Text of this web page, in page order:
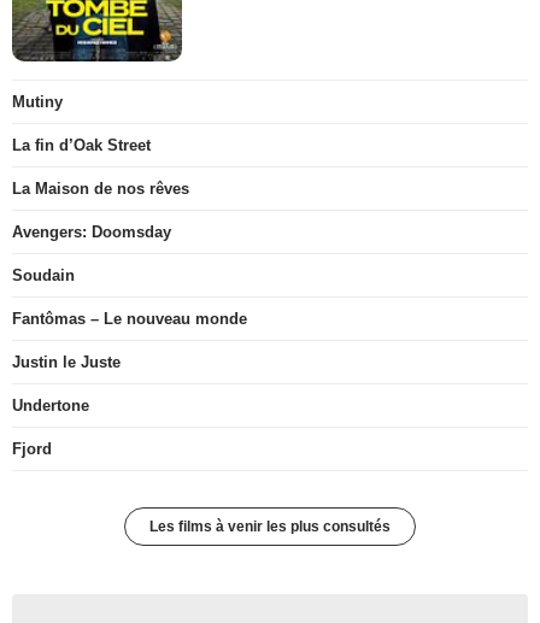
Mutiny
La fin d’Oak Street
La Maison de nos rêves
Avengers: Doomsday
Soudain
Fantômas – Le nouveau monde
Justin le Juste
Undertone
Fjord
Les films à venir les plus consultés